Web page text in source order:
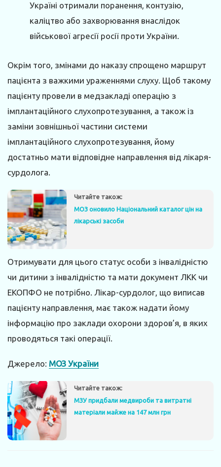
Україні отримали поранення, контузію,
каліцтво або захворювання внаслідок
військової агресії росії проти України.
Окрім того, змінами до наказу спрощено маршрут
пацієнта з важкими ураженнями слуху. Щоб такому
пацієнту провели в медзакладі операцію з
імплантаційного слухопротезування, а також із
заміни зовнішньої частини системи
імплантаційного слухопротезування, йому
достатньо мати відповідне направлення від лікаря-
сурдолога.
Читайте також:
МОЗ оновило Національний каталог цін на
лікарські засоби
Отримувати для цього статус особи з інвалідністю
чи дитини з інвалідністю та мати документ ЛКК чи
ЕКОПФО не потрібно. Лікар-сурдолог, що виписав
пацієнту направлення, має також надати йому
інформацію про заклади охорони здоров’я, в яких
проводяться такі операції.
Джерело: МОЗ України
Читайте також:
МЗУ придбали медвироби та витратні
матеріали майже на 147 млн грн